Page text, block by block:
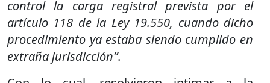
control la carga registral prevista por el
artículo 118 de la Ley 19.550, cuando dicho
procedimiento ya estaba siendo cumplido en
extraña jurisdicción”.